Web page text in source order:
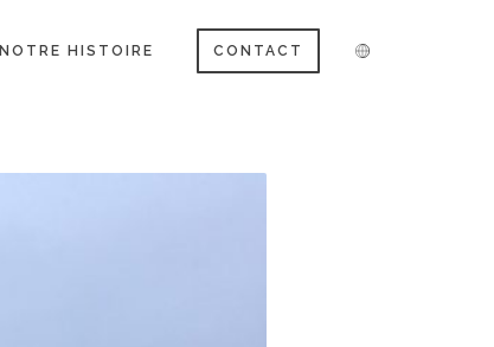
NOTRE HISTOIRE CONTACT